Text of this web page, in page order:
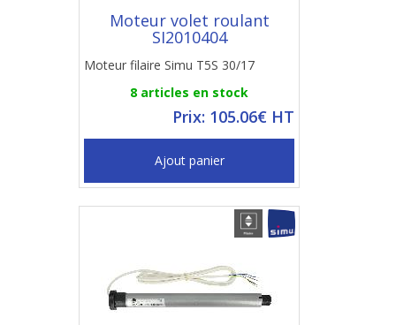
Moteur volet roulant
SI2010404
Moteur filaire Simu T5S 30/17
8 articles en stock
Prix: 105.06€ HT
Ajout panier